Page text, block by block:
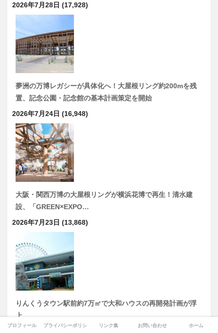
2026年7月28日 (17,928)
夢洲の万博レガシーが具体化へ！大屋根リング約200mを残
置、記念公園・記念館の基本計画策定を開始
2026年7月24日 (16,948)
大阪・関西万博の大屋根リングが横浜花博で再生！清水建
設、「GREEN×EXPO…
2026年7月23日 (13,868)
りんくうタウン駅前約7万㎡で大和ハウスの再開発計画が浮
上…
プロフィール プライバシーポリシー リンク集 お問い合わせ ホーム